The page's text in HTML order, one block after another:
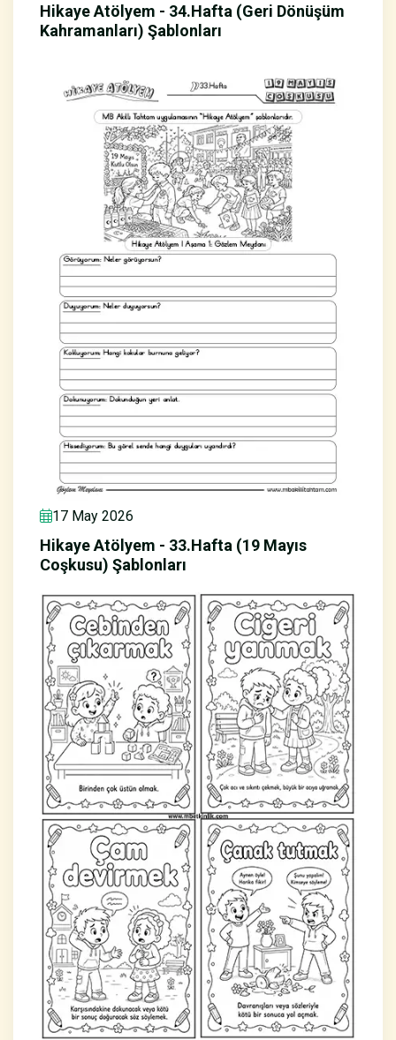
Hikaye Atölyem - 34.Hafta (Geri Dönüşüm
Kahramanları) Şablonları
17 May 2026
Hikaye Atölyem - 33.Hafta (19 Mayıs
Coşkusu) Şablonları